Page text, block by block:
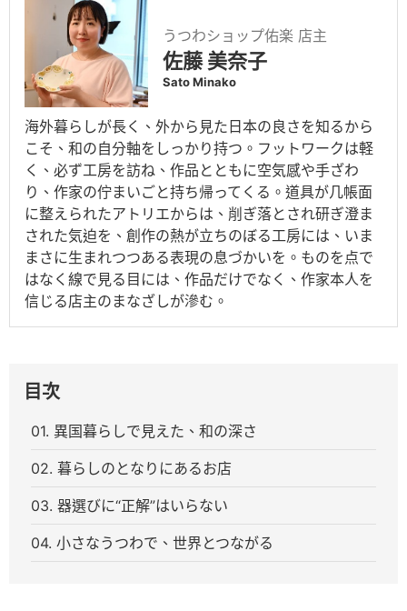
うつわショップ佑楽 店主
佐藤 美奈子
Sato Minako
海外暮らしが長く、外から見た日本の良さを知るから
こそ、和の自分軸をしっかり持つ。フットワークは軽
く、必ず工房を訪ね、作品とともに空気感や手ざわ
り、作家の佇まいごと持ち帰ってくる。道具が几帳面
に整えられたアトリエからは、削ぎ落とされ研ぎ澄ま
された気迫を、創作の熱が立ちのぼる工房には、いま
まさに生まれつつある表現の息づかいを。ものを点で
はなく線で見る目には、作品だけでなく、作家本人を
信じる店主のまなざしが滲む。
目次
01. 異国暮らしで見えた、和の深さ
02. 暮らしのとなりにあるお店
03. 器選びに“正解”はいらない
04. 小さなうつわで、世界とつながる